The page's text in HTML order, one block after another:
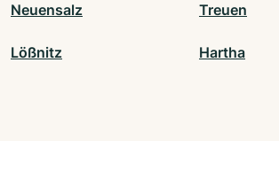
Neuensalz Treuen
Lößnitz Hartha